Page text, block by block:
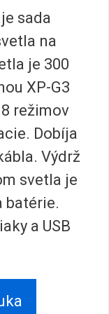
sada
na
je 300
XP-G3
režimov
Dobíja
Výdrž
svetla je
batérie.
a USB